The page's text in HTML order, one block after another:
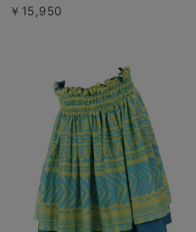
￥15,950